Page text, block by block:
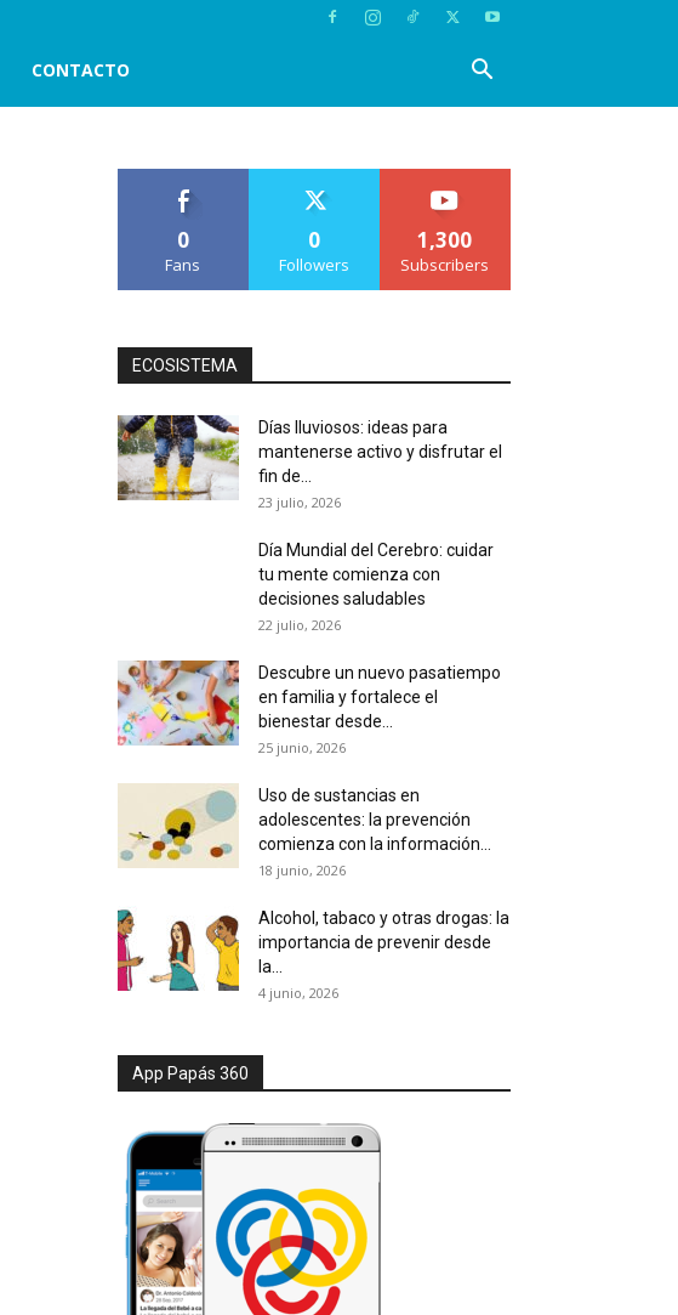
CONTACTO
0
Fans
0
Followers
1,300
Subscribers
ECOSISTEMA
Días lluviosos: ideas para
mantenerse activo y disfrutar el
fin de...
23 julio, 2026
Día Mundial del Cerebro: cuidar
tu mente comienza con
decisiones saludables
22 julio, 2026
Descubre un nuevo pasatiempo
en familia y fortalece el
bienestar desde...
25 junio, 2026
Uso de sustancias en
adolescentes: la prevención
comienza con la información...
18 junio, 2026
Alcohol, tabaco y otras drogas: la
importancia de prevenir desde
la...
4 junio, 2026
App Papás 360